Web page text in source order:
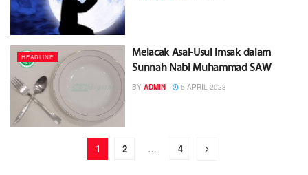
HEADLINE
Melacak Asal-Usul Imsak dalam
Sunnah Nabi Muhammad SAW
BY ADMIN 5 APRIL 2023
1 2 … 4